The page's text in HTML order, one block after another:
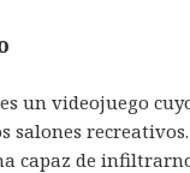
un videojuego
salones
capaz de